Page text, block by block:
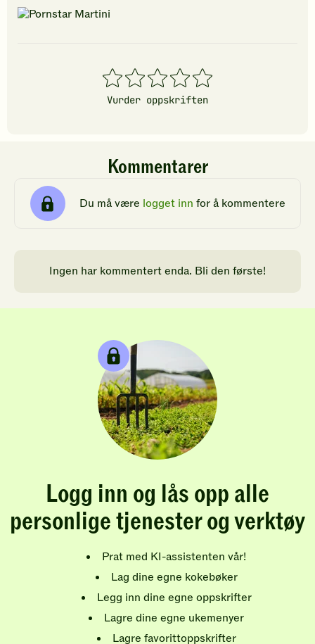
1
stjerner
2
stjerner
3
stjerner
4
stjerner
5
stjerner
Vurder oppskriften
Kommentarer
Du må være logget inn for å kommentere
Ingen har kommentert enda. Bli den første!
Logg inn og lås opp alle
personlige tjenester og verktøy
Prat med KI-assistenten vår!
Lag dine egne kokebøker
Legg inn dine egne oppskrifter
Lagre dine egne ukemenyer
Lagre favorittoppskrifter